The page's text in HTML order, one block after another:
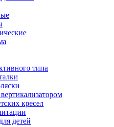
типа
кресел
детей